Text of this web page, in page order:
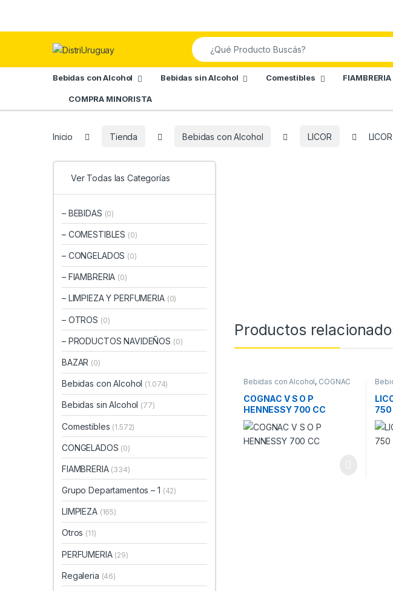
Search for:
Bebidas con Alcohol Bebidas sin Alcohol Comestibles FIAMBRERIA
COMPRA MINORISTA
Inicio Tienda Bebidas con Alcohol LICOR
Productos
Bebidas con Alcohol, COGNAC
COGNAC V S O P
HENNESSY 700 CC
750
Ver Todas las Categorías
– BEBIDAS (0)
– COMESTIBLES (0)
– CONGELADOS (0)
– FIAMBRERIA (0)
– LIMPIEZA Y PERFUMERIA (0)
– OTROS (0)
– PRODUCTOS NAVIDEÑOS (0)
BAZAR (0)
Bebidas con Alcohol (1.074)
Bebidas sin Alcohol (77)
Comestibles (1.572)
CONGELADOS (0)
FIAMBRERIA (334)
Grupo Departamentos – 1 (42)
LIMPIEZA (165)
Otros (11)
PERFUMERIA (29)
Regaleria (46)